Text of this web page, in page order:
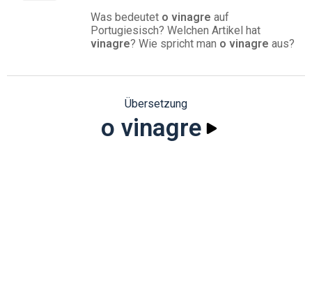
Was bedeutet o vinagre auf
Portugiesisch? Welchen Artikel hat
vinagre? Wie spricht man o vinagre aus?
Übersetzung
o vinagre